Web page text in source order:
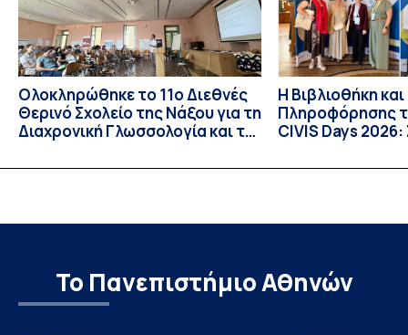
Ολοκληρώθηκε το 11ο Διεθνές
Θερινό Σχολείο της Νάξου για τη
Διαχρονική Γλωσσολογία και το
Linguistics in the 21st Century»
Η Βιβλιοθήκη
Πληροφόρησης
CIVIS Days
των
Το Πανεπιστήμιο Αθηνών